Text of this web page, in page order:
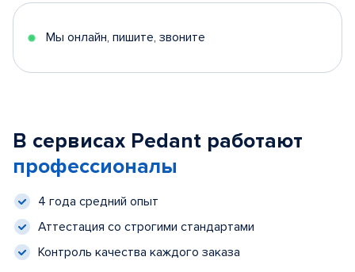
Мы онлайн, пишите, звоните
В сервисах Pedant работают
профессионалы
4 года средний опыт
Аттестация со строгими стандартами
Контроль качества каждого заказа